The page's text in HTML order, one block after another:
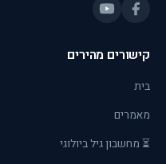
קישורים מהירים
בית
מאמרים
⏳ מחשבון גיל ביולוגי